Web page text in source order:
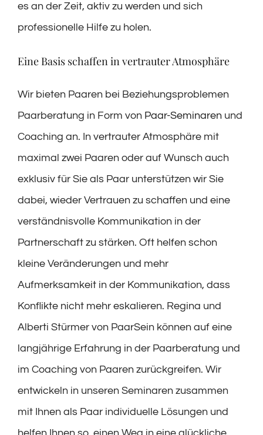
es an der Zeit, aktiv zu werden und sich
professionelle Hilfe zu holen.
Eine Basis schaffen in vertrauter Atmosphäre
Wir bieten Paaren bei Beziehungsproblemen
Paarberatung in Form von Paar-Seminaren und
Coaching an. In vertrauter Atmosphäre mit
maximal zwei Paaren oder auf Wunsch auch
exklusiv für Sie als Paar unterstützen wir Sie
dabei, wieder Vertrauen zu schaffen und eine
verständnisvolle Kommunikation in der
Partnerschaft zu stärken. Oft helfen schon
kleine Veränderungen und mehr
Aufmerksamkeit in der Kommunikation, dass
Konflikte nicht mehr eskalieren. Regina und
Alberti Stürmer von PaarSein können auf eine
langjährige Erfahrung in der Paarberatung und
im Coaching von Paaren zurückgreifen. Wir
entwickeln in unseren Seminaren zusammen
mit Ihnen als Paar individuelle Lösungen und